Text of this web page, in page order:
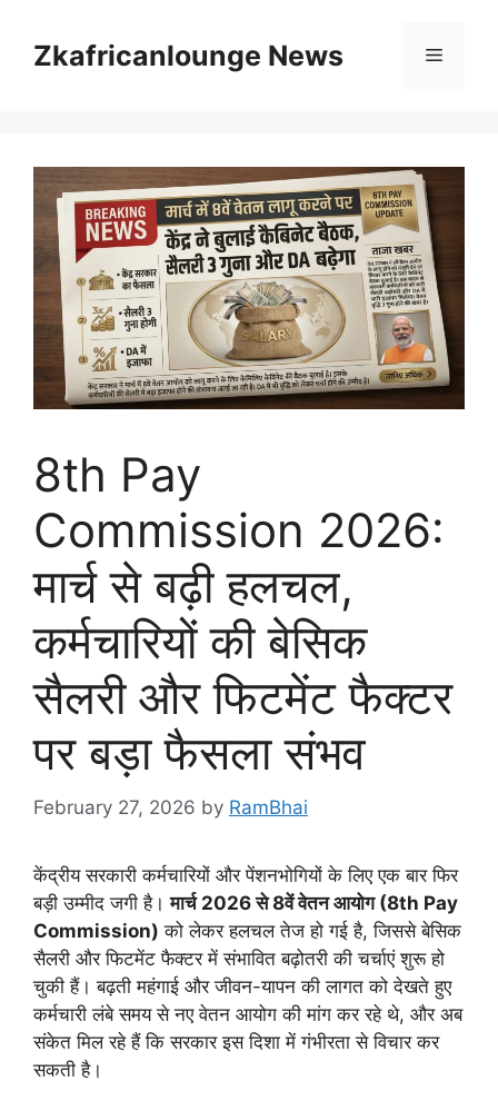
contentZkafricanlounge News Menu
8th Pay
Commission 2026:
मार्च से बढ़ी हलचल,
कर्मचारियों की बेसिक
सैलरी और फिटमेंट फैक्टर
पर बड़ा फैसला संभव
February 27, 2026 by RamBhai
केंद्रीय सरकारी कर्मचारियों और पेंशनभोगियों के लिए एक बार फिर
बड़ी उम्मीद जगी है।मार्च 2026 से 8वें वेतन आयोग (8th Pay
Commission) को लेकर हलचल तेज हो गई है, जिससे बेसिक
सैलरी और फिटमेंट फैक्टर में संभावित बढ़ोतरी की चर्चाएं शुरू हो
चुकी हैं। बढ़ती महंगाई और जीवन-यापन की लागत को देखते हुए
कर्मचारी लंबे समय से नए वेतन आयोग की मांग कर रहे थे, और अब
संकेत मिल रहे हैं कि सरकार इस दिशा में गंभीरता से विचार कर
सकती है।